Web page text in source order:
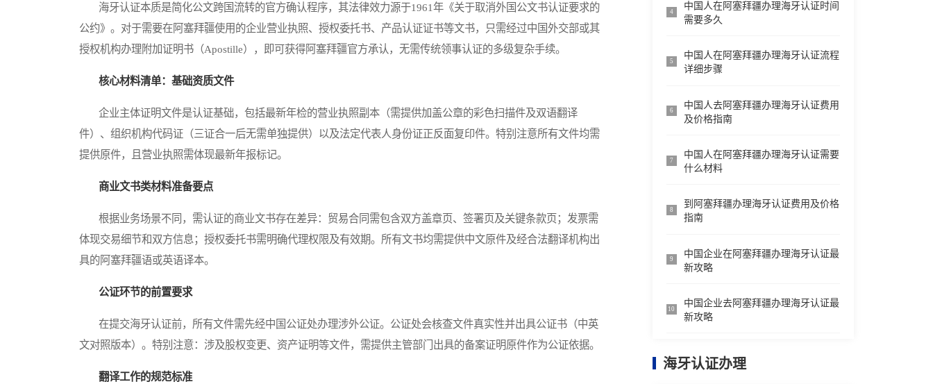
海牙认证本质是简化公文跨国流转的官方确认程序，其法律效力源于1961年《关于取消外国公文书认证要求的
公约》。对于需要在阿塞拜疆使用的企业营业执照、授权委托书、产品认证证书等文书，只需经过中国外交部或其
授权机构办理附加证明书（Apostille），即可获得阿塞拜疆官方承认，无需传统领事认证的多级复杂手续。
核心材料清单：基础资质文件
企业主体证明文件是认证基础，包括最新年检的营业执照副本（需提供加盖公章的彩色扫描件及双语翻译
件）、组织机构代码证（三证合一后无需单独提供）以及法定代表人身份证正反面复印件。特别注意所有文件均需
提供原件，且营业执照需体现最新年报标记。
商业文书类材料准备要点
根据业务场景不同，需认证的商业文书存在差异：贸易合同需包含双方盖章页、签署页及关键条款页；发票需
体现交易细节和双方信息；授权委托书需明确代理权限及有效期。所有文书均需提供中文原件及经合法翻译机构出
具的阿塞拜疆语或英语译本。
公证环节的前置要求
在提交海牙认证前，所有文件需先经中国公证处办理涉外公证。公证处会核查文件真实性并出具公证书（中英
文对照版本）。特别注意：涉及股权变更、资产证明等文件，需提供主管部门出具的备案证明原件作为公证依据。
翻译工作的规范标准
4
中国人在阿塞拜疆办理海牙认证时间
需要多久
5
中国人在阿塞拜疆办理海牙认证流程
详细步骤
6
中国人去阿塞拜疆办理海牙认证费用
及价格指南
7
中国人在阿塞拜疆办理海牙认证需要
什么材料
8
到阿塞拜疆办理海牙认证费用及价格
指南
9
中国企业在阿塞拜疆办理海牙认证最
新攻略
10
中国企业去阿塞拜疆办理海牙认证最
新攻略
海牙认证办理